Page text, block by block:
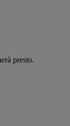
presto.